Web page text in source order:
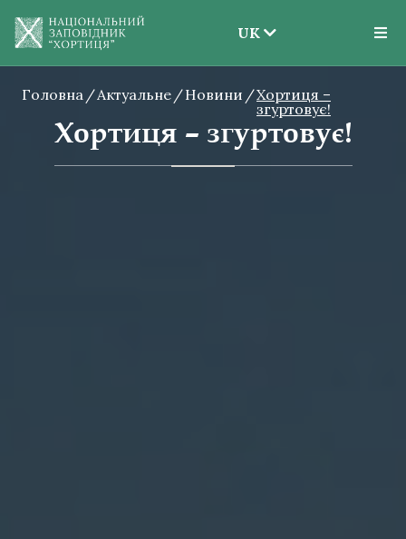
UK
EN
UK
Головна Актуальне Новини
Хортиця –
згуртовує!
Хортиця – згуртовує!